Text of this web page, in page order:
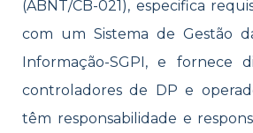
(ABNT/CB-021), especifica
com um Sistema de Gestão
Informação-SGPI, e fornece
controladores de DP e
têm responsabilidade e